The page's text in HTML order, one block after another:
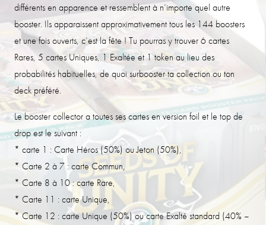
différents en apparence et ressemblent à n’importe quel autre
booster. Ils apparaissent approximativement tous les 144 boosters
et une fois ouverts, c’est la fête ! Tu pourras y trouver 6 cartes
Rares, 5 cartes Uniques, 1 Exaltée et 1 token au lieu des
probabilités habituelles, de quoi surbooster ta collection ou ton
deck préféré.
Le booster collector a toutes ses cartes en version foil et le top de
drop est le suivant :
* carte 1 : Carte Héros (50%) ou Jeton (50%),
* Carte 2 à 7 : carte Commun,
* Carte 8 à 10 : carte Rare,
* Carte 11 : carte Unique,
* Carte 12 : carte Unique (50%) ou carte Exalté standard (40% –